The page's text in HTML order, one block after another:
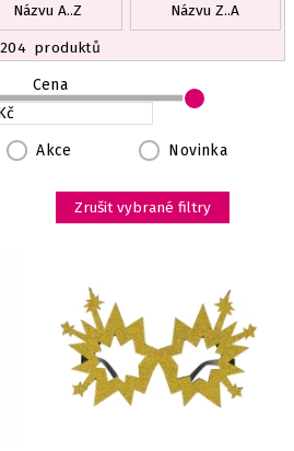
Názvu A..Z
Názvu Z..A
204 produktů
Akce Novinka
Cena
Zrušit vybrané filtry